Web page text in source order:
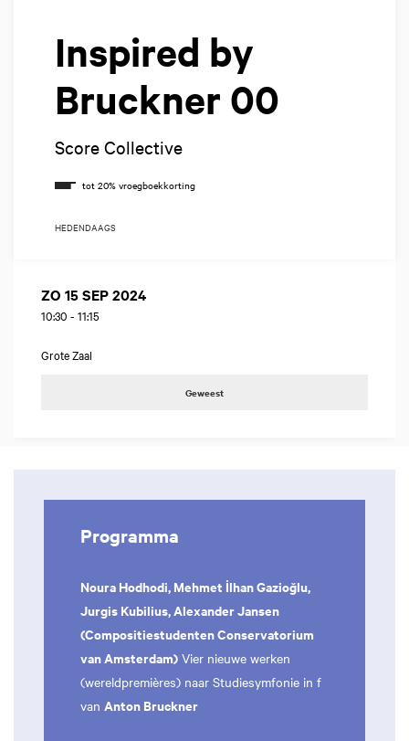
Inspired by
Bruckner 00
Score Collective
HEDENDAAGS
ZO 15 SEP 2024
10:30 - 11:15
Grote Zaal
Geweest
Programma
Noura Hodhodi, Mehmet İlhan Gazioğlu,
Jurgis Kubilius, Alexander Jansen
(Compositiestudenten Conservatorium
van Amsterdam) Vier nieuwe werken
(wereldpremières) naar Studiesymfonie in f
van Anton Bruckner